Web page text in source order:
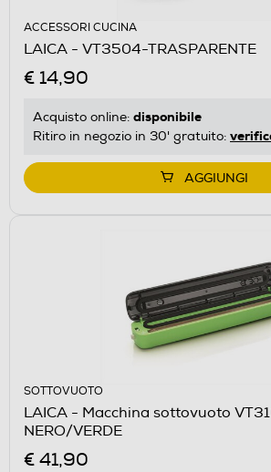
ACCESSORI CUCINA
LAICA - VT3504-TRASPARENTE
€ 14,90
Acquisto online: disponibile
Ritiro in negozio in 30' gratuito:
AGGIUNGI
SOTTOVUOTO
LAICA - Macchina sottovuoto
NERO/VERDE
€ 41,90